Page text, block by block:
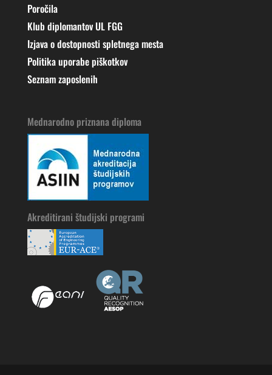
Poročila
Klub diplomantov UL FGG
Izjava o dostopnosti spletnega mesta
Politika uporabe piškotkov
Seznam zaposlenih
Mednarodno priznana diploma
Akreditirani študijski programi